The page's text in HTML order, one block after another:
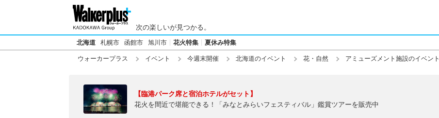
次の楽しいが見つかる。
北海道 札幌市 函館市 旭川市 花火特集 夏休み特集
ウォーカープラス イベント 今週末開催 北海道のイベント 花・自然 アミューズメント施設のイベント
【臨港パーク席と宿泊ホテルがセット】
花火を間近で堪能できる！「みなとみらいフェスティバル」鑑賞ツアーを販売中